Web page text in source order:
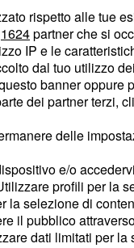
rispetto alle tue
1624partner che si
IP e le
dal tuo utilizzo
banner oppure
dei partner terzi,
delle
e/o
profili per la
la selezione di
il pubblico
dati limitati per la